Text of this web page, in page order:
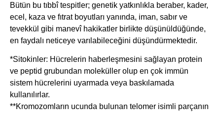
Bütün bu tıbbî tespitler; genetik yatkınlıkla beraber, kader,
ecel, kaza ve fıtrat boyutları yanında, iman, sabır ve
tevekkül gibi manevî hakikatler birlikte düşünüldüğünde,
en faydalı neticeye varılabileceğini düşündürmektedir.
*Sitokinler: Hücrelerin haberleşmesini sağlayan protein
ve peptid grubundan moleküller olup en çok immün
sistem hücrelerini uyarmada veya baskılamada
kullanılırlar.
**Kromozomların ucunda bulunan telomer isimli parçanın